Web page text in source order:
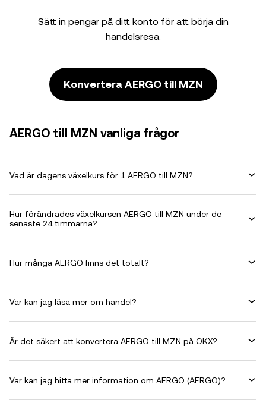
Sätt in pengar på ditt konto för att börja din
handelsresa.
Konvertera AERGO till MZN
AERGO till MZN vanliga frågor
Vad är dagens växelkurs för 1 AERGO till MZN?
Hur förändrades växelkursen AERGO till MZN under de
senaste 24 timmarna?
Hur många AERGO finns det totalt?
Var kan jag läsa mer om handel?
Är det säkert att konvertera AERGO till MZN på OKX?
Var kan jag hitta mer information om AERGO (AERGO)?